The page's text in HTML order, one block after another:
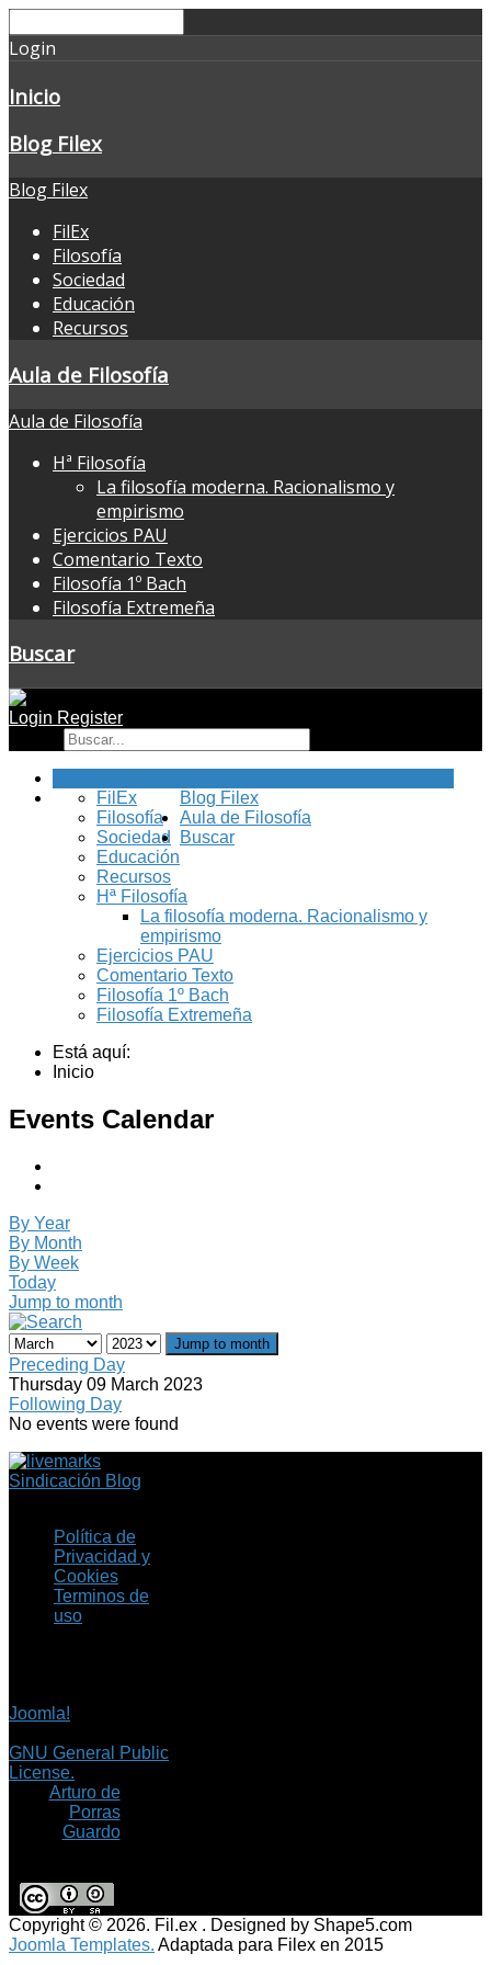
Login
Inicio
Blog Filex
Blog Filex
FilEx
Filosofía
Sociedad
Educación
Recursos
Aula de Filosofía
Aula de Filosofía
Hª Filosofía
La filosofía moderna. Racionalismo y
empirismo
Ejercicios PAU
Comentario Texto
Filosofía 1º Bach
Filosofía Extremeña
Buscar
Login Register
Blog Filex
FilEx
Filosofía
Sociedad
Educación
Recursos
Aula de Filosofía
Hª Filosofía
La filosofía moderna. Racionalismo y
empirismo
Ejercicios PAU
Comentario Texto
Filosofía 1º Bach
Filosofía Extremeña
Buscar
Está aquí:
Inicio
Events Calendar
By Year
By Month
By Week
Today
Jump to month
Jump to month
Preceding Day
Thursday 09 March 2023
Following Day
No events were found
Sindicación Blog
Política de
Privacidad y
Cookies
Terminos de
uso
Joomla!
GNU General Public
License.
Arturo de
Porras
Guardo
Copyright © 2026. Fil.ex . Designed by Shape5.com
Joomla Templates. Adaptada para Filex en 2015